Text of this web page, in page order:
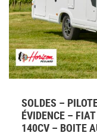
SOLDES –
ÉVIDENCE –
140CV – BOITE